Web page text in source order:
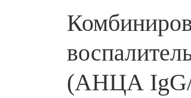
(АНЦА IgG/